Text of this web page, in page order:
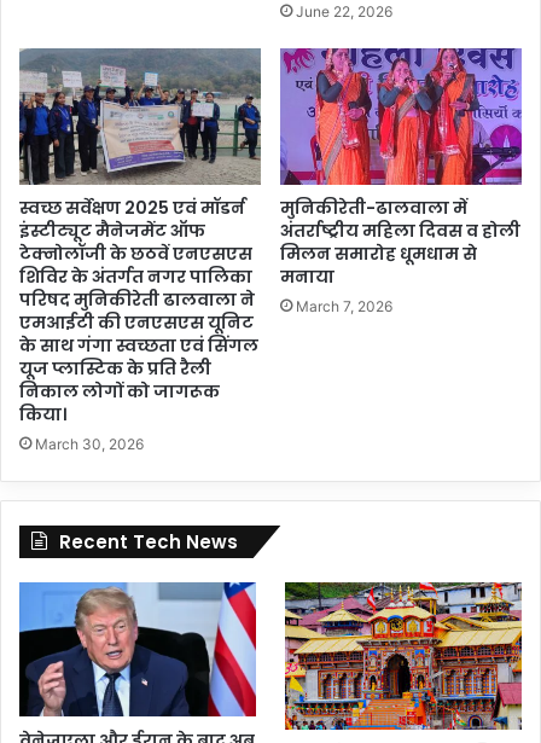
June 22, 2026
स्वच्छ सर्वेक्षण 2025 एवं मॉडर्न
इंस्टीट्यूट मैनेजमेंट ऑफ
टेक्नोलॉजी के छठवें एनएसएस
शिविर के अंतर्गत नगर पालिका
परिषद मुनिकीरेती ढालवाला ने
एमआईटी की एनएसएस यूनिट
के साथ गंगा स्वच्छता एवं सिंगल
यूज प्लास्टिक के प्रति रैली
निकाल लोगों को जागरूक
किया।
March 30, 2026
मुनिकीरेती-ढालवाला में
अंतर्राष्ट्रीय महिला दिवस व होली
मिलन समारोह धूमधाम से
मनाया
March 7, 2026
Recent Tech News